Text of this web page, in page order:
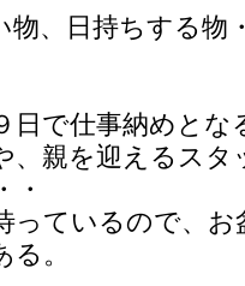
物、日持ちする物
日で仕事納めとな
、親を迎えるスタ
・
っているので、お
。